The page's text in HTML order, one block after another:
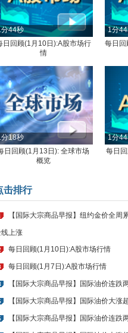
44秒
日回顾(1月10日):A股市场行
情
1分
每日回
分18秒
日回顾(1月13日): 全球市场
概览
1分
每日
击排行
【国际大宗商品早报】纽约金价全周
上涨
每日回顾(1月10日):A股市场行情
每日回顾(1月7日):A股市场行情
【国际大宗商品早报】国际油价连跌
【国际大宗商品早报】国际油价大涨
【国际大宗商品早报】国际油价连跌